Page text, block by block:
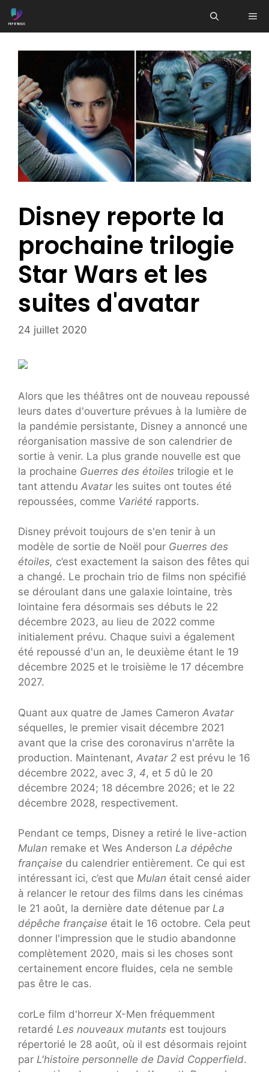
Aller
au
Disney reporte la
prochaine trilogie
Star Wars et les
suites d'avatar
24 juillet 2020
Alors que les théâtres ont de nouveau repoussé
leurs dates d'ouverture prévues à la lumière de
la pandémie persistante, Disney a annoncé une
réorganisation massive de son calendrier de
sortie à venir. La plus grande nouvelle est que
la prochaine Guerres des étoiles trilogie et le
tant attendu Avatarles suites ont toutes été
repoussées, comme Variété rapports.
Disney prévoit toujours de s'en tenir à un
modèle de sortie de Noël pour Guerres des
étoiles, c’est exactement la saison des fêtes qui
a changé. Le prochain trio de films non spécifié
se déroulant dans une galaxie lointaine, très
lointaine fera désormais ses débuts le 22
décembre 2023, au lieu de 2022 comme
initialement prévu. Chaque suivi a également
été repoussé d'un an, le deuxième étant le 19
décembre 2025 et le troisième le 17 décembre
2027.
Quant aux quatre de James Cameron Avatar
séquelles, le premier visait décembre 2021
avant que la crise des coronavirus n'arrête la
production. Maintenant, Avatar 2 est prévu le 16
décembre 2022, avec 3, 4, et 5 dû le 20
décembre 2024; 18 décembre 2026; et le 22
décembre 2028, respectivement.
Pendant ce temps, Disney a retiré le live-action
Mulan remake et Wes Anderson La dépêche
française du calendrier entièrement. Ce qui est
intéressant ici, c’est que Mulan était censé aider
à relancer le retour des films dans les cinémas
le 21 août, la dernière date détenue par La
dépêche française était le 16 octobre. Cela peut
donner l'impression que le studio abandonne
complètement 2020, mais si les choses sont
certainement encore fluides, cela ne semble
pas être le cas.
corLe film d'horreur X-Men fréquemment
retardé Les nouveaux mutants est toujours
répertorié le 28 août, où il est désormais rejoint
par L'histoire personnelle de David Copperfield.